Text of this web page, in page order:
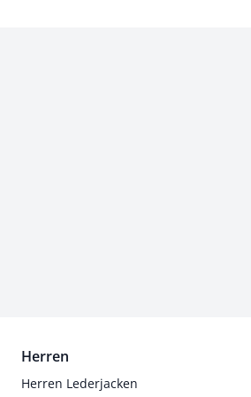
Herren
Herren Lederjacken